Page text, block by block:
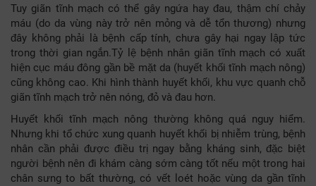
Tuy giãn tĩnh mạch có thể gây ngứa hay đau, thậm chí chảy
máu (do da vùng này trở nên mỏng và dễ tổn thương) nhưng
đây không phải là bệnh cấp tính, chưa gây hại ngay lập tức
trong thời gian ngắn.Tỷ lệ bệnh nhân giãn tĩnh mạch có xuất
hiện cục máu đông gần bề mặt da (huyết khối tĩnh mạch nông)
cũng không cao. Khi hình thành huyết khối, khu vực quanh chỗ
giãn tĩnh mạch trở nên nóng, đỏ và đau hơn.
Huyết khối tĩnh mạch nông thường không quá nguy hiểm.
Nhưng khi tổ chức xung quanh huyết khối bị nhiễm trùng, bệnh
nhân cần phải được điều trị ngay bằng kháng sinh, đặc biệt
người bệnh nên đi khám càng sớm càng tốt nếu một trong hai
chân sưng to bất thường, có vết loét hoặc vùng da gần tĩnh